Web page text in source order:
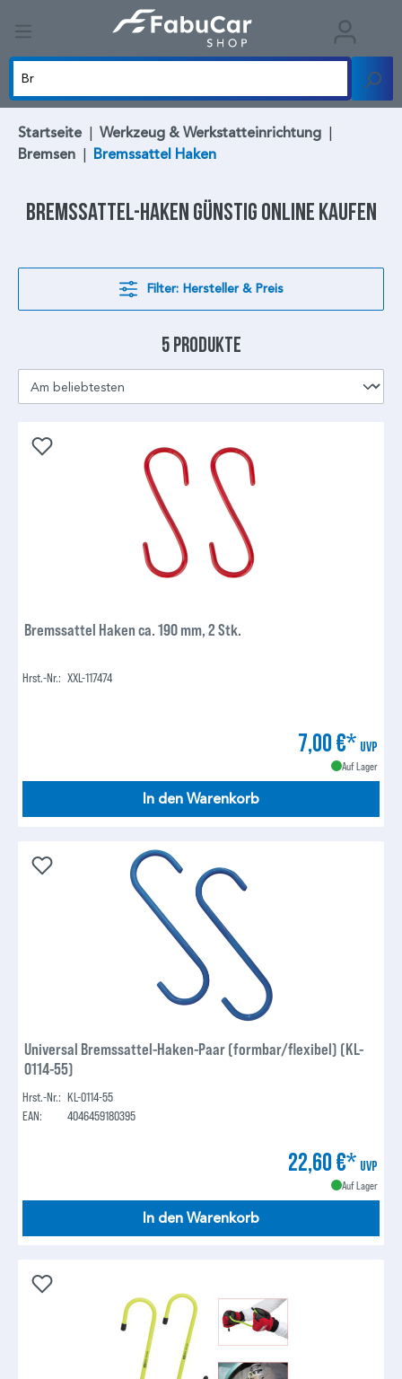
Startseite | Werkzeug & Werkstatteinrichtung |
Bremsen | Bremssattel Haken
Bremssattel-Haken günstig online kaufen
Filter: Hersteller & Preis
5 Produkte
Bremssattel Haken ca. 190 mm, 2 Stk.
Hrst.-Nr.: XXL-117474
7,00 €* UVP
Auf Lager
In den Warenkorb
Universal Bremssattel-Haken-Paar (formbar/flexibel) (KL-
0114-55)
Hrst.-Nr.: KL-0114-55
EAN:
4046459180395
22,60 €* UVP
Auf Lager
In den Warenkorb